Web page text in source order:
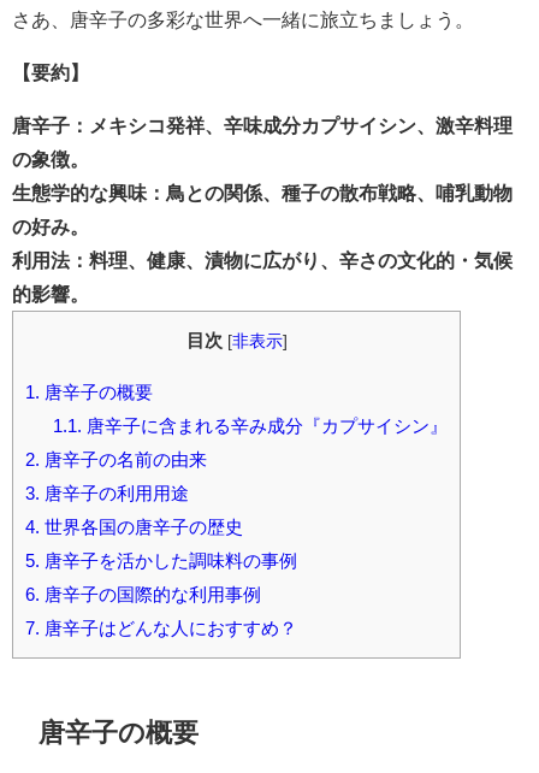
さあ、唐辛子の多彩な世界へ一緒に旅立ちましょう。
【要約】
唐辛子：メキシコ発祥、辛味成分カプサイシン、激辛料理
の象徴。
生態学的な興味：鳥との関係、種子の散布戦略、哺乳動物
の好み。
利用法：料理、健康、漬物に広がり、辛さの文化的・気候
的影響。
目次 [非表示]
1. 唐辛子の概要
1.1. 唐辛子に含まれる辛み成分『カプサイシン』
2. 唐辛子の名前の由来
3. 唐辛子の利用用途
4. 世界各国の唐辛子の歴史
5. 唐辛子を活かした調味料の事例
6. 唐辛子の国際的な利用事例
7. 唐辛子はどんな人におすすめ？
唐辛子の概要